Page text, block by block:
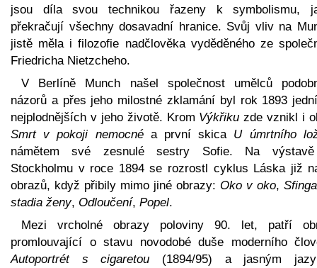
jsou díla svou technikou řazeny k symbolismu,
překračují všechny dosavadní hranice. Svůj vliv na
jistě měla i filozofie nadčlověka vyděděného ze
Friedricha Nietzcheho.
V Berlíně Munch našel společnost umělců
názorů a přes jeho milostné zklamání byl rok 1893
nejplodnějších v jeho životě. Krom Výkřiku zde vznikl i
Smrt v pokoji nemocnéa první skica U úmrtního
námětem své zesnulé sestry Sofie. Na
Stockholmu v roce 1894 se rozrostl cyklus Láska již
obrazů, když přibily mimo jiné obrazy: Oko v oko, Sfinga
stadia ženy, Odloučení, Popel.
Mezi vrcholné obrazy poloviny 90. let, patří
promlouvající o stavu novodobé duše moderního
Autoportrét s cigaretou (1894/95) a jasným